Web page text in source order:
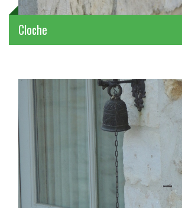
Cloche